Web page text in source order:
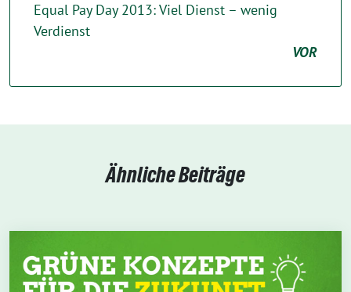
Equal Pay Day 2013: Viel Dienst – wenig
Verdienst
VOR
Ähnliche Beiträge